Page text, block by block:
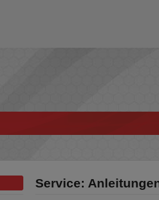
Service: